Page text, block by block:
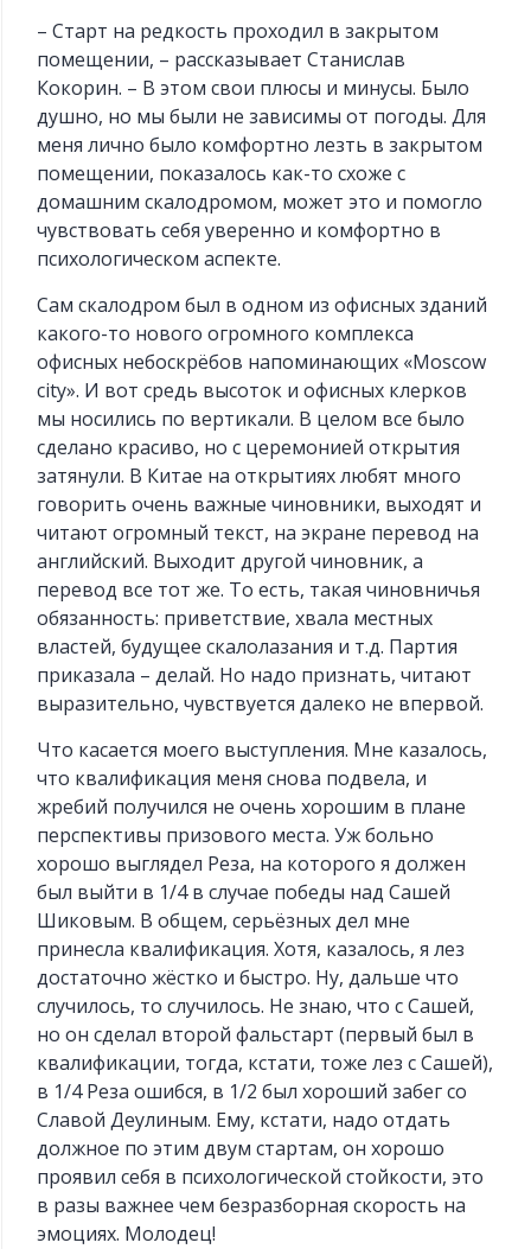
– Старт на редкость проходил в закрытом
помещении, – рассказывает Станислав
Кокорин. – В этом свои плюсы и минусы. Было
душно, но мы были не зависимы от погоды. Для
меня лично было комфортно лезть в закрытом
помещении, показалось как-то схоже с
домашним скалодромом, может это и помогло
чувствовать себя уверенно и комфортно в
психологическом аспекте.
Сам скалодром был в одном из офисных зданий
какого-то нового огромного комплекса
офисных небоскрёбов напоминающих «Moscow
city». И вот средь высоток и офисных клерков
мы носились по вертикали. В целом все было
сделано красиво, но с церемонией открытия
затянули. В Китае на открытиях любят много
говорить очень важные чиновники, выходят и
читают огромный текст, на экране перевод на
английский. Выходит другой чиновник, а
перевод все тот же. То есть, такая чиновничья
обязанность: приветствие, хвала местных
властей, будущее скалолазания и т.д. Партия
приказала – делай. Но надо признать, читают
выразительно, чувствуется далеко не впервой.
Что касается моего выступления. Мне казалось,
что квалификация меня снова подвела, и
жребий получился не очень хорошим в плане
перспективы призового места. Уж больно
хорошо выглядел Реза, на которого я должен
был выйти в 1/4 в случае победы над Сашей
Шиковым. В общем, серьёзных дел мне
принесла квалификация. Хотя, казалось, я лез
достаточно жёстко и быстро. Ну, дальше что
случилось, то случилось. Не знаю, что с Сашей,
но он сделал второй фальстарт (первый был в
квалификации, тогда, кстати, тоже лез с Сашей),
в 1/4 Реза ошибся, в 1/2 был хороший забег со
Славой Деулиным. Ему, кстати, надо отдать
должное по этим двум стартам, он хорошо
проявил себя в психологической стойкости, это
в разы важнее чем безразборная скорость на
эмоциях. Молодец!